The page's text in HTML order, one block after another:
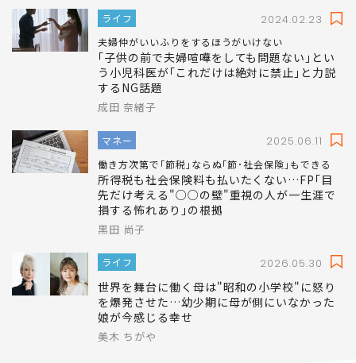
ライフ 2024.02.23
夫婦仲がいいふりをするほうがいけない
｢子供の前で夫婦喧嘩をしても問題ない｣とい
う小児科医が｢これだけは絶対に禁止｣と力説
するNG話題
成田 奈緒子
マネー 2025.06.11
働き方次第で｢節税｣ならぬ｢節･社会保険｣もできる
所得税も社会保険料も払いたくない…FP｢目
先だけ考える"○○の壁"重視の人が一生涯で
損する怖れあり｣の根拠
黒田 尚子
ライフ 2026.05.30
世界を舞台に働く母は"昭和の小学校"に怒り
を爆発させた…幼少期に母が側にいなかった
娘が今感じる幸せ
美木 ちがや